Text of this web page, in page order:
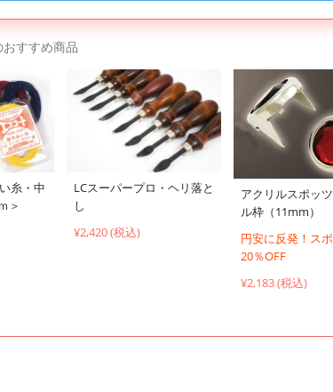
おすすめ商品
糸・中
＞
LCスーパープロ・ヘリ落と
し
¥2,420 (税込)
アクリルスポッ
ル枠（11mm）
円安に反発！ス
20％OFF
¥2,183 (税込)